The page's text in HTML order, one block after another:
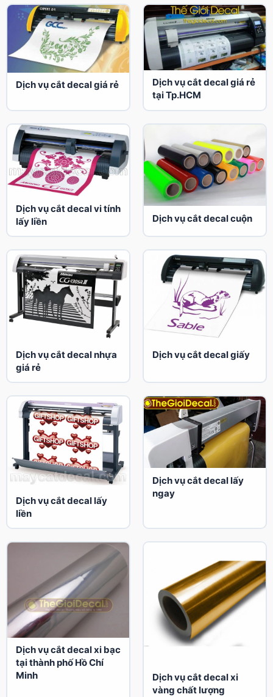
Dịch vụ cắt decal giá rẻ
Dịch vụ cắt decal giá rẻ
tại Tp.HCM
Dịch vụ cắt decal vi tính
lấy liền
Dịch vụ cắt decal cuộn
Dịch vụ cắt decal nhựa
giá rẻ
Dịch vụ cắt decal giấy
Dịch vụ cắt decal lấy
liền
Dịch vụ cắt decal lấy
ngay
Dịch vụ cắt decal xi bạc
tại thành phố Hồ Chí
Minh
Dịch vụ cắt decal xi
vàng chất lượng